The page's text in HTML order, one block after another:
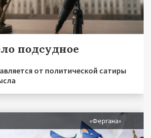
подсудное
от политической сатиры
«Фергана»